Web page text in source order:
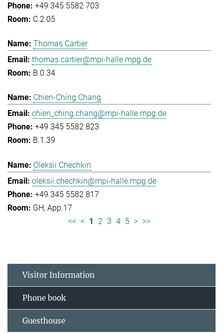
+49 345 5582 703
C.2.05
Thomas Cartier
thomas.cartier@mpi-halle.mpg.de
B.0.34
Chien-Ching Chang
chien_ching.chang@mpi-halle.mpg.de
+49 345 5582 823
B.1.39
Oleksii Chechkin
oleksii.chechkin@mpi-halle.mpg.de
+49 345 5582 817
GH, App.17
<< < 1 2 3 4 5 > >>
Visitor Information
Phone book
Guesthouse